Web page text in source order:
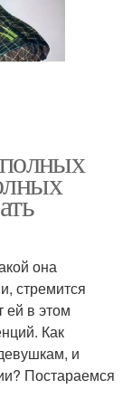
она
стремится
ей в этом
Как
и
Постараемся